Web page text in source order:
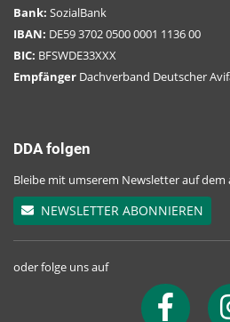
Südlicher Steigerwald:
Zwiesel: NWR am Arber
Mangfallgebirge: NWR
Spessart: NWR
Miltenberg: NWR
Bad Kissingen: NWR
Coburg: NWR
Bank: SozialBank
IBAN: DE59 3702 0500 0001 1136 00
BIC: BFSWDE33XXX
Empfänger Dachverband Deutscher
DDA folgen
Bleibe mit umserem Newsletter auf
NEWSLETTER ABONNIEREN
oder folge uns auf